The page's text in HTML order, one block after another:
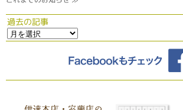
過去の記事